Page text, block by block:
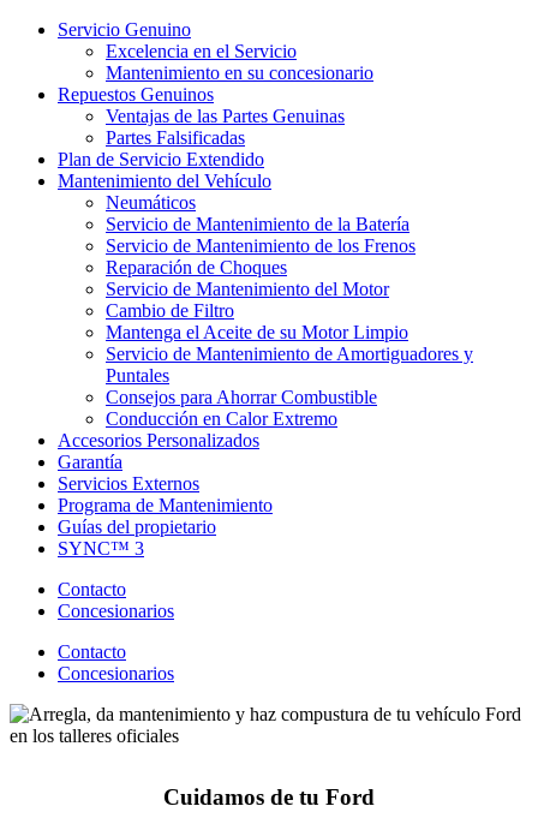
Servicio Genuino
Excelencia en el Servicio
Mantenimiento en su concesionario
Repuestos Genuinos
Ventajas de las Partes Genuinas
Partes Falsificadas
Plan de Servicio Extendido
Mantenimiento del Vehículo
Neumáticos
Servicio de Mantenimiento de la Batería
Servicio de Mantenimiento de los Frenos
Reparación de Choques
Servicio de Mantenimiento del Motor
Cambio de Filtro
Mantenga el Aceite de su Motor Limpio
Servicio de Mantenimiento de Amortiguadores y
Puntales
Consejos para Ahorrar Combustible
Conducción en Calor Extremo
Accesorios Personalizados
Garantía
Servicios Externos
Programa de Mantenimiento
Guías del propietario
SYNC™ 3
Contacto
Concesionarios
Contacto
Concesionarios
Cuidamos de tu Ford